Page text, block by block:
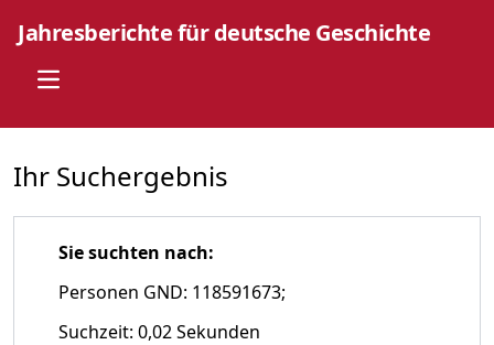
Jahresberichte für deutsche Geschichte
Open main menu
Ihr Suchergebnis
Sie suchten nach:
Personen GND: 118591673;
Suchzeit: 0,02 Sekunden